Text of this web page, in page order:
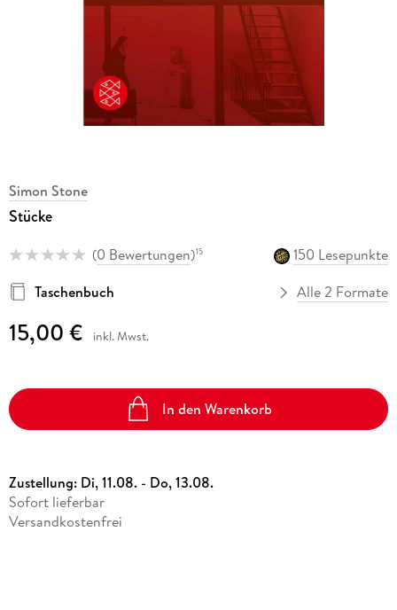
Simon Stone
Stücke
(0 Bewertungen)15
150 Lesepunkte
Taschenbuch
Alle 2 Formate
15,00 € inkl. Mwst.
In den Warenkorb
Zustellung: Di, 11.08. - Do, 13.08.
Sofort lieferbar
Versandkostenfrei